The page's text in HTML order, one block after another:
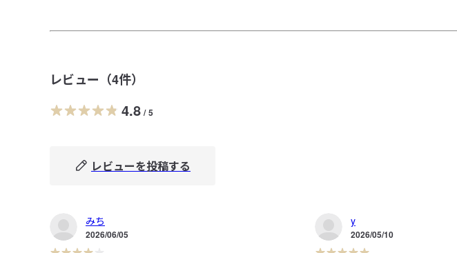
レビュー（4件）
4.8 / 5
レビューを投稿する
みち
2026/06/05
y
2026/05/10